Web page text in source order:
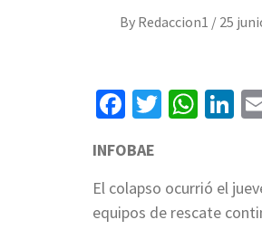
By Redaccion1 / 25
Facebook
Twitter
INFOBAE
El colapso ocurrió el
equipos de rescate